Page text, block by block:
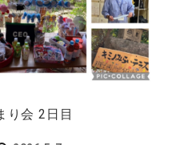
り会 2日目